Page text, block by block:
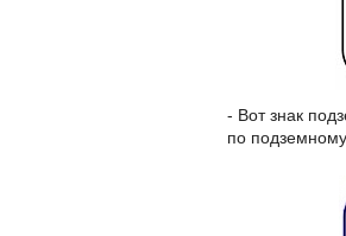
- Вот знак
по